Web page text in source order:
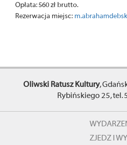
Opłata: 560 zł brutto.
Rezerwacja miejsc:
Oliwski Ratusz Kultury,
Rybińskiego 25, tel.
ZJEDZ I